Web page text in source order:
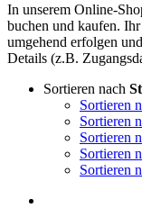
In unserem Online-
buchen und kaufen.
umgehend erfolgen
Details (z.B.
Sortieren nach
Sortieren
Sortieren
Sortieren
Sortieren
Sortieren